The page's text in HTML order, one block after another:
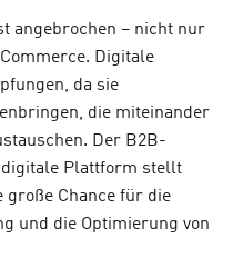
angebrochen – nicht nur
Digitale
da sie
die miteinander
Der B2B-
Plattform stellt
große Chance für die
und die Optimierung von